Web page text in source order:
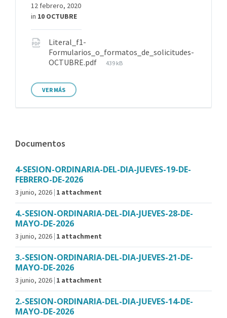
12 febrero, 2020
in 10 OCTUBRE
Literal_f1-
Formularios_o_formatos_de_solicitudes-
OCTUBRE.pdf
439 kB
VER MÁS
Documentos
4-SESION-ORDINARIA-DEL-DIA-JUEVES-19-DE-
FEBRERO-DE-2026
3 junio, 2026 1 attachment
4.-SESION-ORDINARIA-DEL-DIA-JUEVES-28-DE-
MAYO-DE-2026
3 junio, 2026 1 attachment
3.-SESION-ORDINARIA-DEL-DIA-JUEVES-21-DE-
MAYO-DE-2026
3 junio, 2026 1 attachment
2.-SESION-ORDINARIA-DEL-DIA-JUEVES-14-DE-
MAYO-DE-2026